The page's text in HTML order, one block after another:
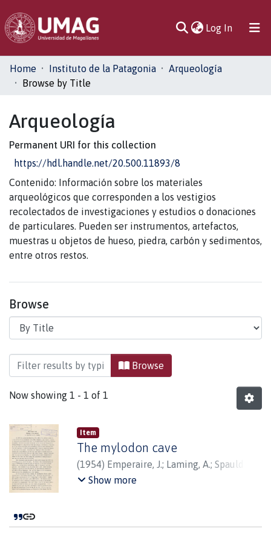
Log In(current)
Communities
& Collections
Home Instituto de la Patagonia
Arqueología
Browse by Title
Arqueología
Permanent URI for this collection
https://hdl.handle.net/20.500.11893/8
Contenido: Información sobre los materiales
arqueológicos que corresponden a los vestigios
recolectados de investigaciones y estudios o donaciones
de particulares. Pueden ser instrumentos, artefactos,
muestras u objetos de hueso, piedra, carbón y sedimentos,
entre otros restos.
Browse
Browsing Arqueología by Title
Browse
Now showing 1 - 1 of 1
Item
The mylodon cave
(1954) Emperaire, J.; Laming, A.; Spaulding,
Georgette B.
Show more